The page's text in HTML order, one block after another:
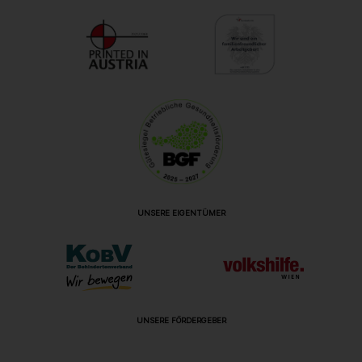
UNSERE EIGENTÜMER
UNSERE FÖRDERGEBER